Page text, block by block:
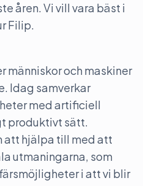
åren. Vi vill vara bäst i
Filip.
människor och maskiner
Idag samverkar
med artificiell
produktivt sätt.
att hjälpa till med att
utmaningarna, som
i att vi blir